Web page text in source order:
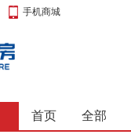
手机商城
首页 全部